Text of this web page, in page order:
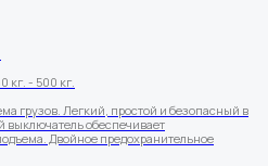
кг. - 500 кг.
грузов. Легкий, простой и безопасный в
выключатель обеспечивает
Двойное предохранительное